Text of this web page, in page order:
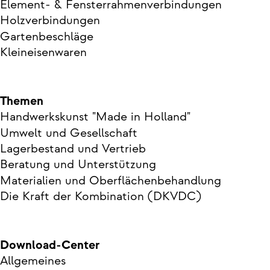
Element- & Fensterrahmenverbindungen
Holzverbindungen
Gartenbeschläge
Kleineisenwaren
Themen
Handwerkskunst "Made in Holland"
Umwelt und Gesellschaft
Lagerbestand und Vertrieb
Beratung und Unterstützung
Materialien und Oberflächenbehandlung
Die Kraft der Kombination (DKVDC)
Download-Center
Allgemeines